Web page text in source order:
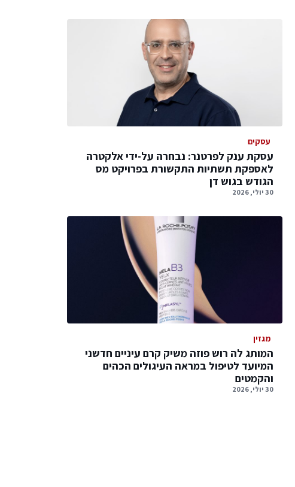
עסקים
עסקת ענק לפרטנר: נבחרה על-ידי אלקטרה
לאספקת תשתיות התקשורת בפרויקט מס
הגודש בגוש דן
30 יולי, 2026
מגזין
המותג לה רוש פוזה משיק קרם עיניים חדשני
המיועד לטיפול במראה העיגולים הכהים
והקמטים
30 יולי, 2026